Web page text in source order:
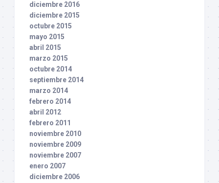
diciembre 2016
diciembre 2015
octubre 2015
mayo 2015
abril 2015
marzo 2015
octubre 2014
septiembre 2014
marzo 2014
febrero 2014
abril 2012
febrero 2011
noviembre 2010
noviembre 2009
noviembre 2007
enero 2007
diciembre 2006